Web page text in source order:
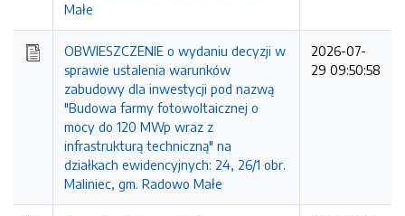
Małe
OBWIESZCZENIE o wydaniu decyzji w
sprawie ustalenia warunków
zabudowy dla inwestycji pod nazwą
"Budowa farmy fotowoltaicznej o
mocy do 120 MWp wraz z
infrastrukturą techniczną" na
działkach ewidencyjnych: 24, 26/1 obr.
Maliniec, gm. Radowo Małe
2026-07-
29 09:50:58